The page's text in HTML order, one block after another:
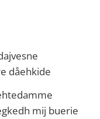
dåehkide
mij buerie